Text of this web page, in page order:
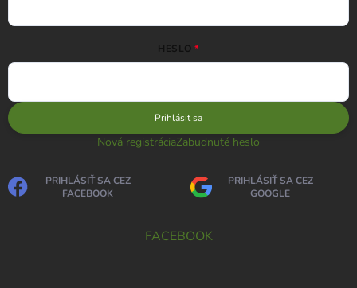
HESLO
Prihlásiť sa
Nová registráciaZabudnuté heslo
PRIHLÁSIŤ SA CEZ
FACEBOOK
PRIHLÁSIŤ SA CEZ
GOOGLE
FACEBOOK